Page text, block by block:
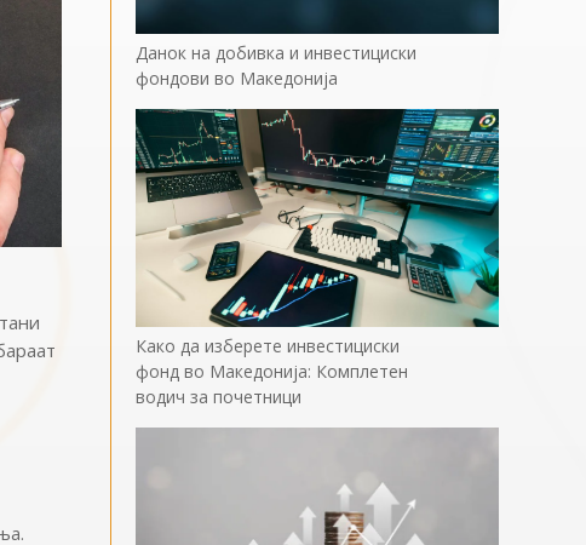
Данок на добивка и инвестициски
фондови во Македонија
Како да изберете инвестициски
фонд во Македонија: Комплетен
водич за почетници